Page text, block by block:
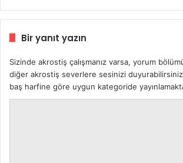
Bir yanıt yazın
Sizinde akrostiş çalışmanız varsa, yorum
diğer akrostiş severlere sesinizi
baş harfine göre uygun kategoride